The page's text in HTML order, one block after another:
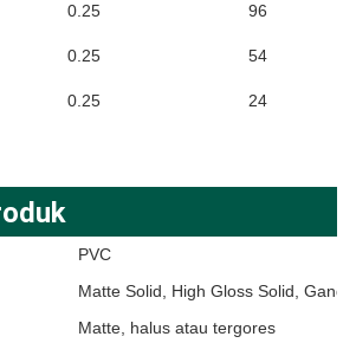
0.25 96
0.25 54
0.25 24
PVC
Matte Solid, High Gloss Solid,
Matte, halus atau tergores